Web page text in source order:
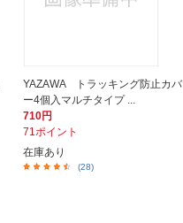
YAZAWA トラッキング防止カバ
ー4個入マルチタイプ ...
710円
71ポイント
在庫あり
(28)